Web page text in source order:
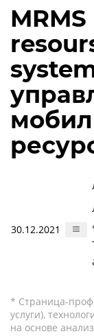
30.12.2021
* Страница-
услуги),
на основе